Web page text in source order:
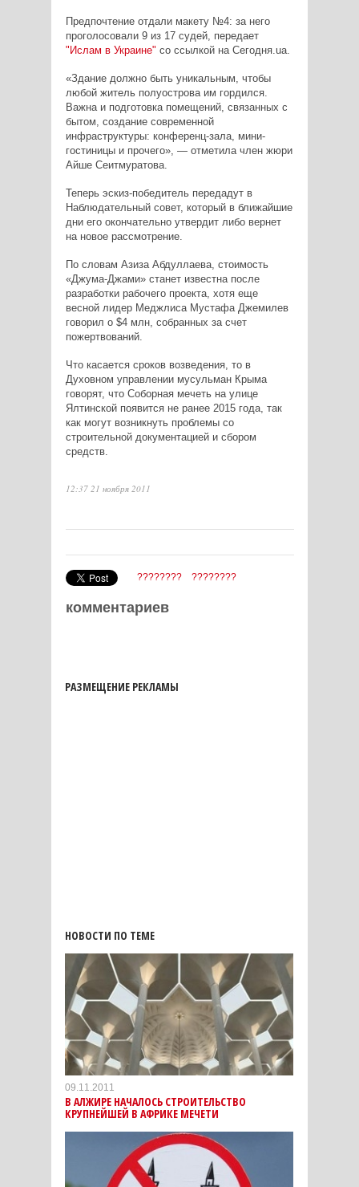
Предпочтение отдали макету №4: за него
проголосовали 9 из 17 судей, передает
"Ислам в Украине" со ссылкой на Сегодня.ua.
«Здание должно быть уникальным, чтобы
любой житель полуострова им гордился.
Важна и подготовка помещений, связанных с
бытом, создание современной
инфраструктуры: конференц-зала, мини-
гостиницы и прочего», — отметила член жюри
Айше Сеитмуратова.
Теперь эскиз-победитель передадут в
Наблюдательный совет, который в ближайшие
дни его окончательно утвердит либо вернет
на новое рассмотрение.
По словам Азиза Абдуллаева, стоимость
«Джума-Джами» станет известна после
разработки рабочего проекта, хотя еще
весной лидер Меджлиса Мустафа Джемилев
говорил о $4 млн, собранных за счет
пожертвований.
Что касается сроков возведения, то в
Духовном управлении мусульман Крыма
говорят, что Соборная мечеть на улице
Ялтинской появится не ранее 2015 года, так
как могут возникнуть проблемы со
строительной документацией и сбором
средств.
12:37 21 ноября 2011
???????? ????????
комментариев
РАЗМЕЩЕНИЕ РЕКЛАМЫ
НОВОСТИ ПО ТЕМЕ
09.11.2011
В АЛЖИРЕ НАЧАЛОСЬ СТРОИТЕЛЬСТВО
КРУПНЕЙШЕЙ В АФРИКЕ МЕЧЕТИ